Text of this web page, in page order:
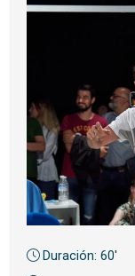
Diapositiva 2 de 8
Duración: 60'